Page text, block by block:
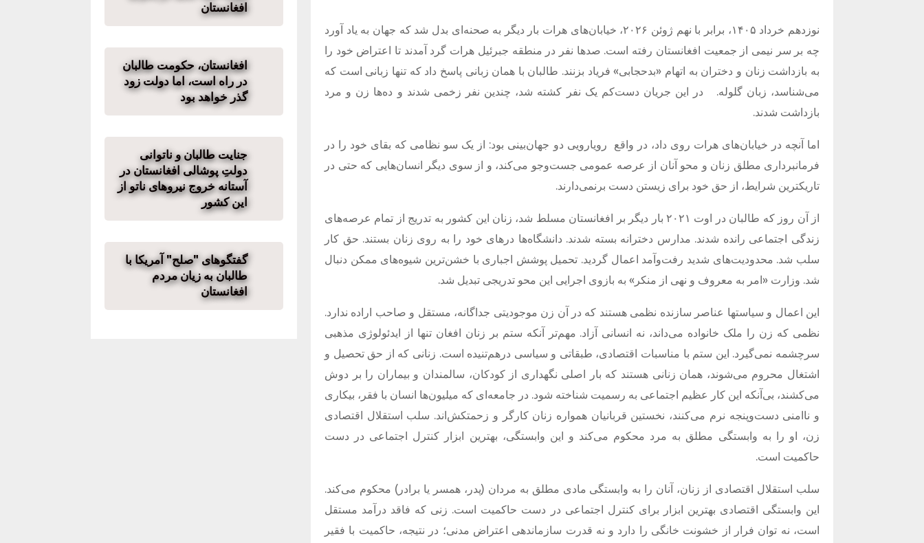
نوزدهم خرداد ۱۴۰۵، برابر با نهم ژوئن ۲۰۲۶، خیابان‌های هرات بار دیگر به صحنه‌ای بدل شد که جهان به یاد آورد
چه بر سر نیمی از جمعیت افغانستان رفته است. صدها نفر در منطقه جبرئیل هرات گرد آمدند تا اعتراض خود را
به بازداشت زنان و دختران به اتهام «بدحجابی» فریاد بزنند. طالبان با همان زبانی پاسخ داد که تنها زبانی است که
می‌شناسد، زبان گلوله.
در این جریان دست‌کم یک نفر کشته شد، چندین نفر زخمی شدند و ده‌ها زن و مرد
بازداشت شدند.
اما آنچه در خیابان‌های هرات روی داد، در واقع
رویارویی دو جهان‌بینی بود: از یک سو نظامی که بقای خود را در
فرمانبرداری مطلق زنان و محو آنان از عرصه عمومی جست‌وجو می‌کند، و از سوی دیگر انسان‌هایی که حتی در
تاریکترین شرایط، از حق خود برای زیستن دست برنمی‌دارند.
از آن روز که طالبان در اوت ۲۰۲۱ بار دیگر بر افغانستان مسلط شد، زنان این کشور به تدریج از تمام عرصه‌های
زندگی اجتماعی رانده شدند. مدارس دخترانه بسته شدند. دانشگاه‌ها درهای خود را به روی زنان بستند. حق کار
سلب شد. محدودیت‌های شدید رفت‌وآمد اعمال گردید. تحمیل پوشش اجباری با خشن‌ترین شیوه‌های ممکن دنبال
شد. وزارت «امر به معروف و نهی از منکر» به بازوی اجرایی این محو تدریجی تبدیل شد.
این اعمال و سیاستها عناصر سازنده نظمی هستند که در آن زن موجودیتی جداگانه، مستقل و صاحب اراده ندارد.
نظمی که زن را ملک خانواده می‌داند، نه انسانی آزاد. مهم‌تر آنکه ستم بر زنان افغان تنها از ایدئولوژی مذهبی
سرچشمه نمی‌گیرد. این ستم با مناسبات اقتصادی، طبقاتی و سیاسی درهم‌تنیده است. زنانی که از حق تحصیل و
اشتغال محروم می‌شوند، همان زنانی هستند که بار اصلی نگهداری از کودکان، سالمندان و بیماران را بر دوش
می‌کشند، بی‌آنکه این کار عظیم اجتماعی به رسمیت شناخته شود. در جامعه‌ای که میلیون‌ها انسان با فقر، بیکاری
و ناامنی دست‌وپنجه نرم می‌کنند، نخستین قربانیان همواره زنان کارگر و زحمتکش‌اند. سلب استقلال اقتصادی
زن، او را به وابستگی مطلق به مرد محکوم می‌کند و این وابستگی، بهترین ابزار کنترل اجتماعی در دست
حاکمیت است.
سلب استقلال اقتصادی از زنان، آنان را به وابستگی مادی مطلق به مردان (پدر، همسر یا برادر) محکوم می‌کند.
این وابستگی اقتصادی بهترین ابزار برای کنترل اجتماعی در دست حاکمیت است. زنی که فاقد درآمد مستقل
است، نه توان فرار از خشونت خانگی را دارد و نه قدرت سازماندهی اعتراض مدنی؛ در نتیجه، حاکمیت با فقیر
افغانستان
افغانستان، حکومت طالبان
در راه است، اما دولت زود
گذر خواهد بود
جنایت طالبان و ناتوانی
دولتِ پوشالی افغانستان در
آستانه خروج نیروهای ناتو از
این کشور
گفتگوهای "صلح" آمریکا با
طالبان به زیان مردم
افغانستان